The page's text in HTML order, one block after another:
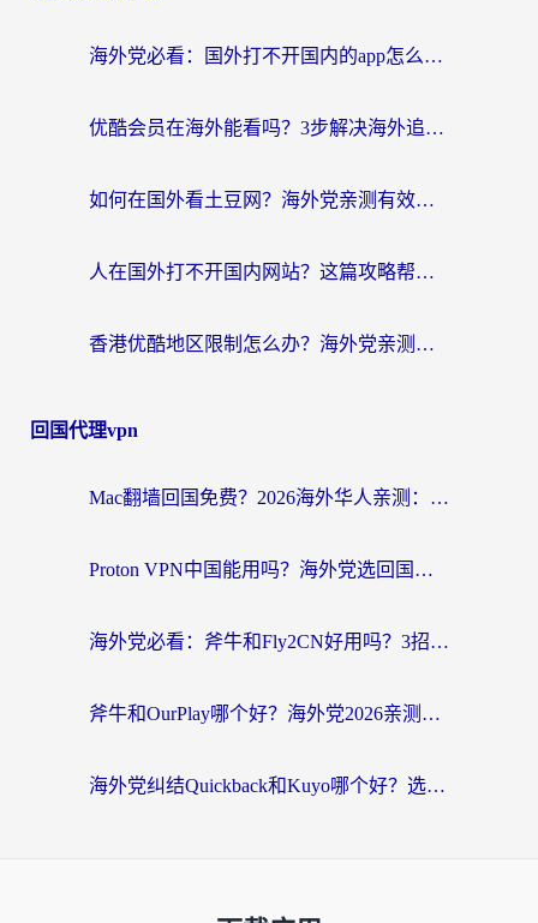
海外党必看：国外打不开国内的app怎么办？3步解决你的乡愁
优酷会员在海外能看吗？3步解决海外追剧难题，附实测好用加速器推荐
如何在国外看土豆网？海外党亲测有效的追剧加速器选择指南
人在国外打不开国内网站？这篇攻略帮你无缝解锁国内资源（附交管12123使用技巧）
香港优酷地区限制怎么办？海外党亲测有效的追剧解决方案
回国代理vpn
Mac翻墙回国免费？2026海外华人亲测：从CCTV5直播到国内APP，这样选加速器才靠谱
Proton VPN中国能用吗？海外党选回国加速器的避坑指南（附番茄加速器实测）
海外党必看：斧牛和Fly2CN好用吗？3招教你选对回国加速器（附免费试用攻略）
斧牛和OurPlay哪个好？海外党2026亲测：选对加速器，国内资源秒加载
海外党纠结Quickback和Kuyo哪个好？选对回国加速器才能无缝刷国内资源